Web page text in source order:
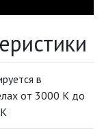
ЛОФТ
в
от 3000 К до